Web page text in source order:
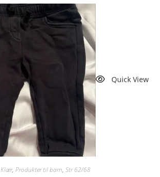
Quick View
Klær, Produkter til barn, Str 62/68